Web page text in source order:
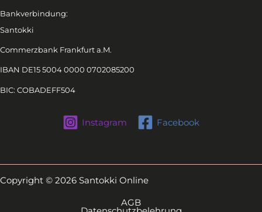
Bankverbindung:
Santokki
Commerzbank Frankfurt a.M.
IBAN DE15 5004 0000 0702085200
BIC: COBADEFF504
Instagram Facebook
Copyright © 2026 Santokki Online
AGB